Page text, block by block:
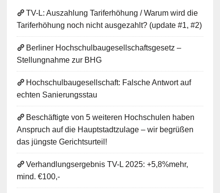
TV-L: Auszahlung Tariferhöhung / Warum wird die
Tariferhöhung noch nicht ausgezahlt? (update #1, #2)
Berliner Hochschulbaugesellschaftsgesetz –
Stellungnahme zur BHG
Hochschulbaugesellschaft: Falsche Antwort auf
echten Sanierungsstau
Beschäftigte von 5 weiteren Hochschulen haben
Anspruch auf die Hauptstadtzulage – wir begrüßen
das jüngste Gerichtsurteil!
Verhandlungsergebnis TV-L 2025: +5,8%mehr,
mind. €100,-